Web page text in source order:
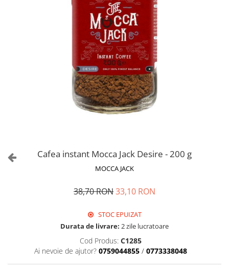
Cafea instant Mocca Jack Desire - 200 g
MOCCA JACK
38,70 RON33,10 RON
STOC EPUIZAT
Durata de livrare: 2 zile lucratoare
Cod Produs: C1285
Ai nevoie de ajutor? 0759044855 / 0773338048